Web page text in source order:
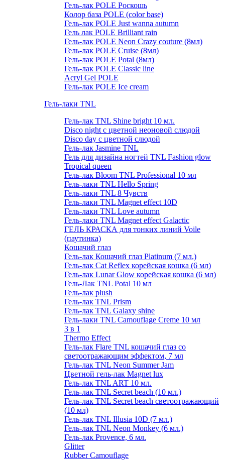
Гель-лак POLE Роскошь
Колор база POLE (color base)
Гель-лак POLE Just wanna autumn
Гель лак POLE Brilliant rain
Гель-лак POLE Neon Crazy couture (8мл)
Гель-лак POLE Cruise (8мл)
Гель-лак POLE Potal (8мл)
Гель-лак POLE Classic line
Acryl Gel POLE
Гель-лак POLE Ice cream
Гель-лаки TNL
Гель-лак TNL Shine bright 10 мл.
Disco night с цветной неоновой слюдой
Disco day с цветной слюдой
Гель-лак Jasmine TNL
Гель для дизайна ногтей TNL Fashion glow
Tropical queen
Гель-лак Bloom TNL Professional 10 мл
Гель-лаки TNL Hello Spring
Гель-лаки TNL 8 Чувств
Гель-лаки TNL Magnet effect 10D
Гель-лаки TNL Love autumn
Гель-лаки TNL Magnet effect Galactic
ГЕЛЬ КРАСКА для тонких линий Voile
(паутинка)
Кошачий глаз
Гель-лак Кошачий глаз Platinum (7 мл.)
Гель-лак Cat Reflex корейская кошка (6 мл)
Гель-лак Lunar Glow корейская кошка (6 мл)
Гель-Лак TNL Potal 10 мл
Гель-лак plush
Гель-лак TNL Prism
Гель-лак TNL Galaxy shine
Гель-лаки TNL Camouflage Creme 10 мл
3 в 1
Thermo Effect
Гель-лак Flare TNL кошачий глаз со
светоотражающим эффектом, 7 мл
Гель-лак TNL Neon Summer Jam
Цветной гель-лак Magnet lux
Гель-лак TNL ART 10 мл.
Гель-лак TNL Secret beach (10 мл.)
Гель-лак TNL Secret beach светоотражающий
(10 мл)
Гель-лак TNL Illusia 10D (7 мл.)
Гель-лак TNL Neon Monkey (6 мл.)
Гель-лак Provence, 6 мл.
Glitter
Rubber Camouflage